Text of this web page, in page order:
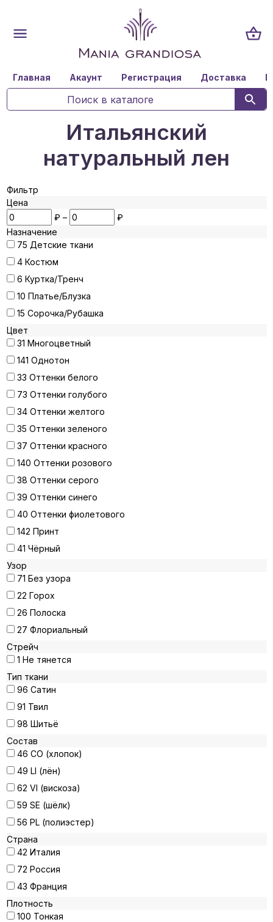
Главная Акаунт Регистрация Доставка
Итальянский
натуральный лен
Фильтр
Цена
₽ –
₽
Назначение
75 Детские ткани
4 Костюм
6 Куртка/Тренч
10 Платье/Блузка
15 Сорочка/Рубашка
Цвет
31 Многоцветный
141 Однотон
33 Оттенки белого
73 Оттенки голубого
34 Оттенки желтого
35 Оттенки зеленого
37 Оттенки красного
140 Оттенки розового
38 Оттенки серого
39 Оттенки синего
40 Оттенки фиолетового
142 Принт
41 Чёрный
Узор
71 Без узора
22 Горох
26 Полоска
27 Флориальный
Стрейч
1 Не тянется
Тип ткани
96 Сатин
91 Твил
98 Шитьё
Состав
46 CO (хлопок)
49 LI (лён)
62 VI (вискоза)
59 SE (шёлк)
56 PL (полиэстер)
Страна
42 Италия
72 Россия
43 Франция
Плотность
100 Тонкая